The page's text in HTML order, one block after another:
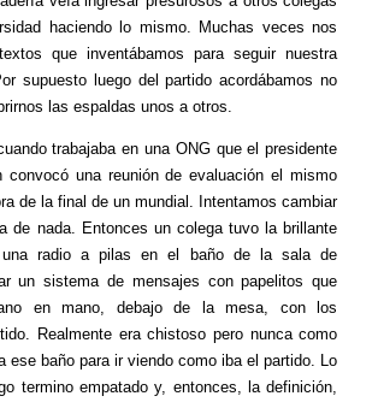
haciendo lo mismo. Muchas veces nos
que inventábamos para seguir nuestra
supuesto luego del partido acordábamos no
las espaldas unos a otros.
trabajaba en una ONG que el presidente
convocó una reunión de evaluación el mismo
de la final de un mundial. Intentamos cambiar
de nada. Entonces un colega tuvo la brillante
una radio a pilas en el baño de la sala de
un sistema de mensajes con papelitos que
en mano, debajo de la mesa, con los
Realmente era chistoso pero nunca como
ese baño para ir viendo como iba el partido. Lo
termino empatado y, entonces, la definición,